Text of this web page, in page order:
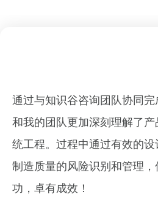
通过与知识谷咨询团队协同
和我的团队更加深刻理解了
统工程。过程中通过有效的设
制造质量的风险识别和管理
功，卓有成效！